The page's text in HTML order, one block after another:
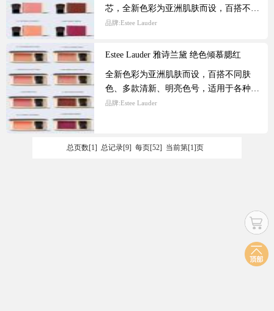
芯，全新色彩为亚洲肌肤而设，百搭不同
肤色、多款清新、明亮色号，适用于各种
采。极致如缎般的奢华粉质，轻扫双颊，
品牌:Estee Lauder
Estee Lauder 雅诗兰黛 绝色倾慕腮红
全新色彩为亚洲肌肤而设，百搭不同肤
色、多款清新、明亮色号，适用于各种肤
色，驾驭多面气质，赋予双颊红晕光采。
品牌:Estee Lauder
总页数[1] 总记录[9] 每页[52] 当前第[1]页